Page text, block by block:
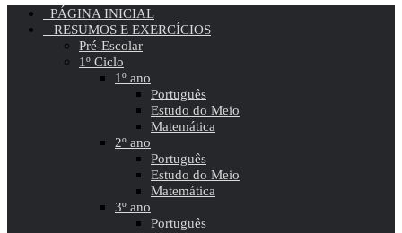
PÁGINA INICIAL
RESUMOS E EXERCÍCIOS
Pré-Escolar
1º Ciclo
1º ano
Português
Estudo do Meio
Matemática
2º ano
Português
Estudo do Meio
Matemática
3º ano
Português